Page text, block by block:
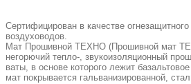
Сертифицирован в качестве
воздуховодов.
Мат Прошивной ТЕХНО (Прошивной мат
негорючий тепло-, звукоизоляционный
ваты, в основе которого лежит
мат покрывается гальванизированной,